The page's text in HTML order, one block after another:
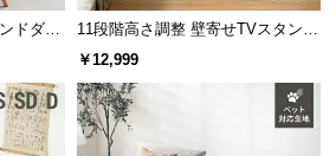
ドダイ
木突
11段階高さ調整 壁寄せTVスタンド
キャスター付き 上下左右角度調節
￥12,999